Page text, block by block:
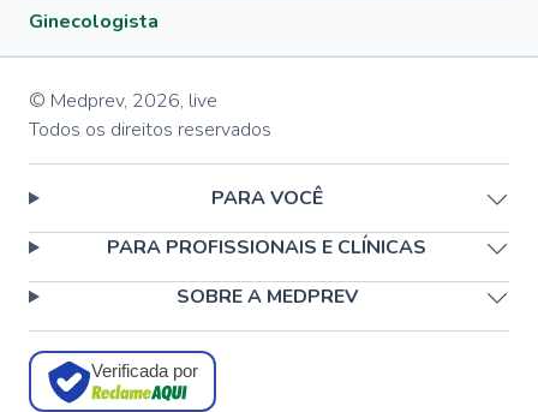
Ginecologista
© Medprev, 2026, live
Todos os direitos reservados
PARA VOCÊ
PARA PROFISSIONAIS E CLÍNICAS
SOBRE A MEDPREV
Verificada por